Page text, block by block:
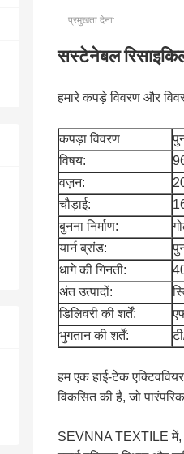
प्रमुखता देना:
सस्टेनेबल
हमारे कपड़े विवरण और
कपड़ा विवरण
विषय:
वज़न:
चौड़ाई:
बुनना निर्माण:
यार्न ब्रांड:
धागे की गिनती:
अंत उत्पादों:
डिलिवरी की शर्तें:
भुगतान की शर्तें:
हम एक हाई-टेक
विकसित की है, जो
SEVNNA TEXTILE में,